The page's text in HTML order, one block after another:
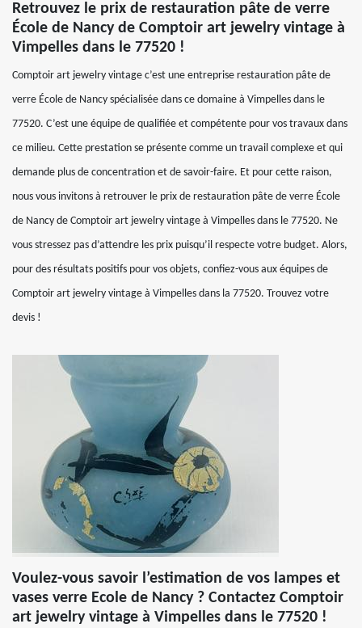
Retrouvez le prix de restauration pâte de verre
École de Nancy de Comptoir art jewelry vintage à
Vimpelles dans le 77520 !
Comptoir art jewelry vintage c’est une entreprise restauration pâte de
verre École de Nancy spécialisée dans ce domaine à Vimpelles dans le
77520. C’est une équipe de qualifiée et compétente pour vos travaux dans
ce milieu. Cette prestation se présente comme un travail complexe et qui
demande plus de concentration et de savoir-faire. Et pour cette raison,
nous vous invitons à retrouver le prix de restauration pâte de verre École
de Nancy de Comptoir art jewelry vintage à Vimpelles dans le 77520. Ne
vous stressez pas d’attendre les prix puisqu’il respecte votre budget. Alors,
pour des résultats positifs pour vos objets, confiez-vous aux équipes de
Comptoir art jewelry vintage à Vimpelles dans la 77520. Trouvez votre
devis !
Voulez-vous savoir l’estimation de vos lampes et
vases verre Ecole de Nancy ? Contactez Comptoir
art jewelry vintage à Vimpelles dans le 77520 !